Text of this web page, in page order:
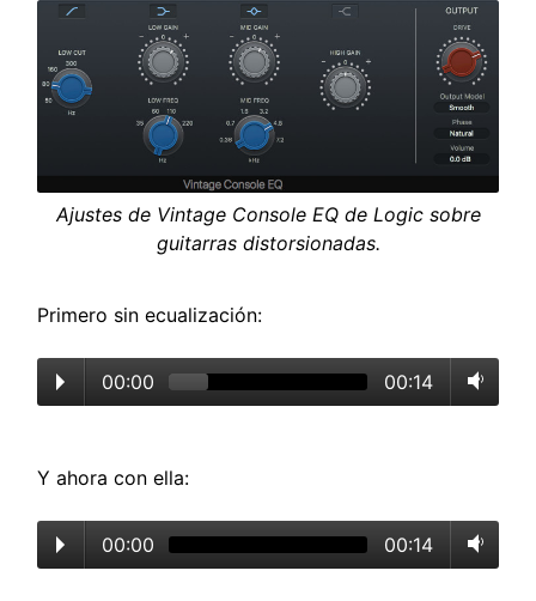
Ajustes de Vintage Console EQ de Logic sobre
guitarras distorsionadas.
Primero sin ecualización:
00:00 00:14
Y ahora con ella:
00:00 00:14